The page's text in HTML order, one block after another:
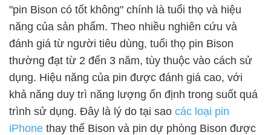
"pin Bison có tốt không" chính là tuổi thọ và hiệu
năng của sản phẩm. Theo nhiều nghiên cứu và
đánh giá từ người tiêu dùng, tuổi thọ pin Bison
thường đạt từ 2 đến 3 năm, tùy thuộc vào cách sử
dụng. Hiệu năng của pin được đánh giá cao, với
khả năng duy trì năng lượng ổn định trong suốt quá
trình sử dụng. Đây là lý do tại sao các loại pin
iPhone thay thế Bison và pin dự phòng Bison được